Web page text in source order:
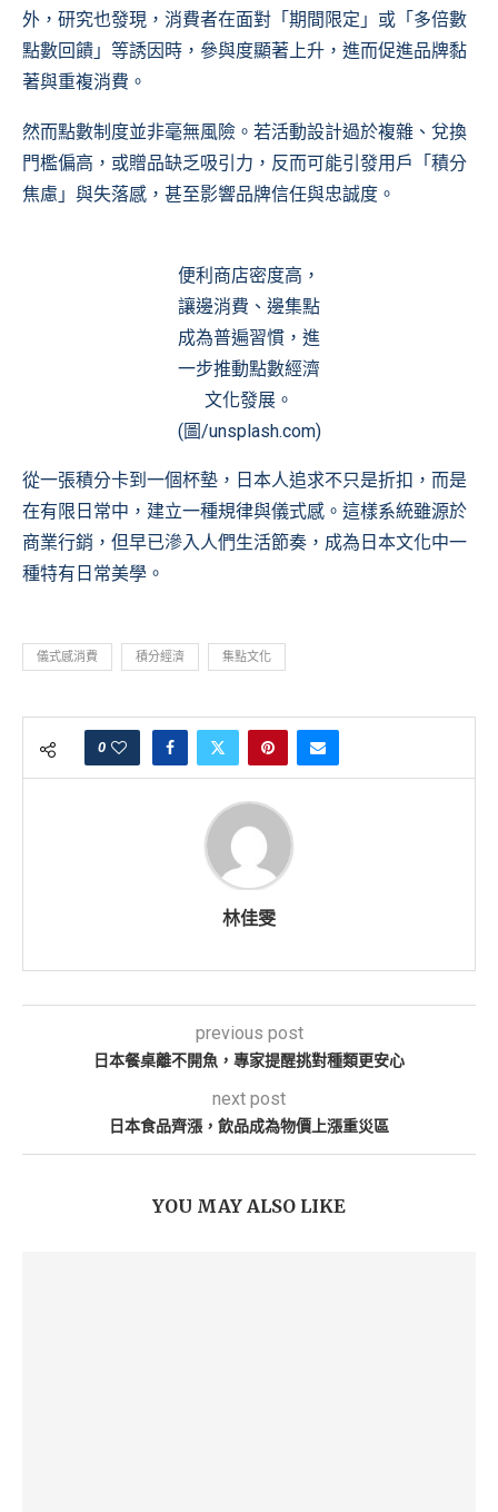
外，研究也發現，消費者在面對「期間限定」或「多倍數
點數回饋」等誘因時，參與度顯著上升，進而促進品牌黏
著與重複消費。
然而點數制度並非毫無風險。若活動設計過於複雜、兌換
門檻偏高，或贈品缺乏吸引力，反而可能引發用戶「積分
焦慮」與失落感，甚至影響品牌信任與忠誠度。
便利商店密度高，
讓邊消費、邊集點
成為普遍習慣，進
一步推動點數經濟
文化發展。
(圖/unsplash.com)
從一張積分卡到一個杯墊，日本人追求不只是折扣，而是
在有限日常中，建立一種規律與儀式感。這樣系統雖源於
商業行銷，但早已滲入人們生活節奏，成為日本文化中一
種特有日常美學。
儀式感消費 積分經濟 集點文化
0
林佳雯
previous post
日本餐桌離不開魚，專家提醒挑對種類更安心
next post
日本食品齊漲，飲品成為物價上漲重災區
YOU MAY ALSO LIKE